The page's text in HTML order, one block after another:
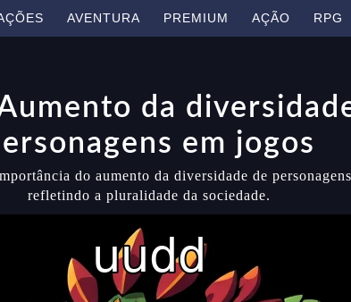
AVENTURA PREMIUM AÇÃO RPG
da
em jogos
do aumento da diversidade de
refletindo a pluralidade da sociedade.